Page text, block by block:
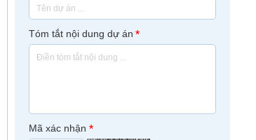
Tóm tắt nội dung dự án *
Mã xác nhận *